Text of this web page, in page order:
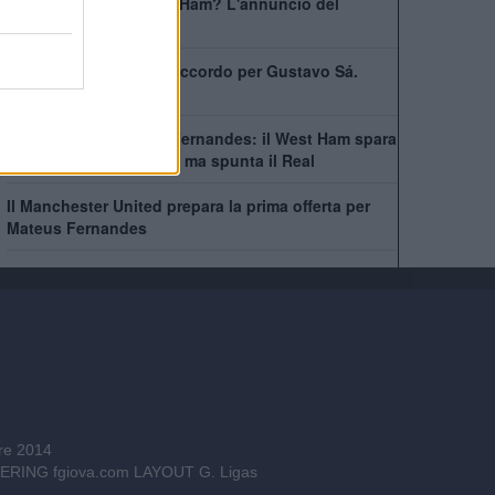
West Ham scatenato: accordo per Gustavo Sá.
Beffate sei italiane
Asta folle per Mateus Fernandes: il West Ham spara
alto, lo United accelera ma spunta il Real
Il Manchester United prepara la prima offerta per
Mateus Fernandes
2014
fgiova.com LAYOUT G. Ligas